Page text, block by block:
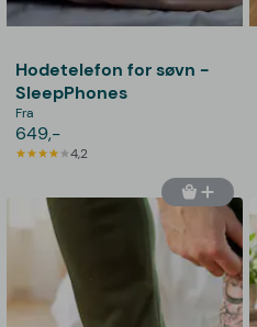
Hodetelefon for søvn -
SleepPhones
Fra
649,-
4,2